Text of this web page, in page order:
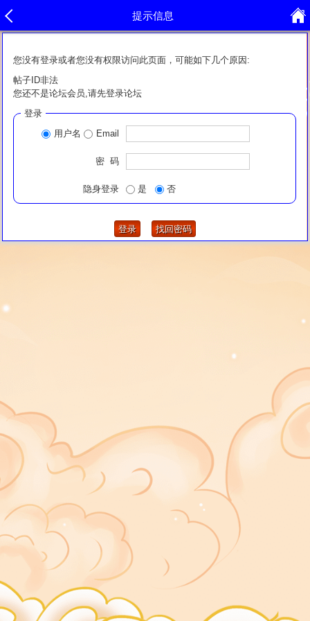
提示信息
您没有登录或者您没有权限访问此页面，可能如下几个原因:
帖子ID非法
您还不是论坛会员,请先登录论坛
登录
用户名
Email
密 码
隐身登录 是 否